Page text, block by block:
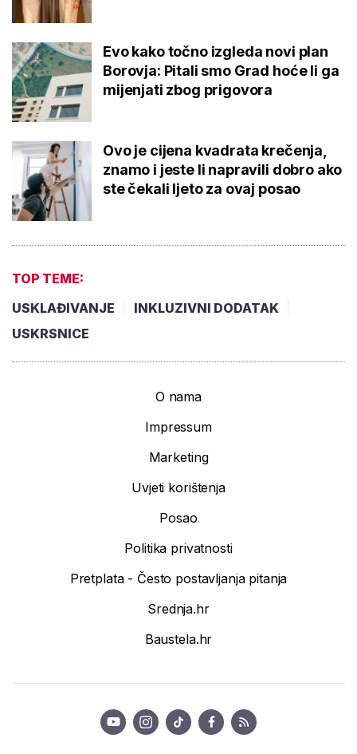
Evo kako točno izgleda novi plan
Borovja: Pitali smo Grad hoće li ga
mijenjati zbog prigovora
Ovo je cijena kvadrata krečenja,
znamo i jeste li napravili dobro ako
ste čekali ljeto za ovaj posao
TOP TEME:
USKLAĐIVANJE
INKLUZIVNI DODATAK
USKRSNICE
O nama
Impressum
Marketing
Uvjeti korištenja
Posao
Politika privatnosti
Pretplata - Često postavljanja pitanja
Srednja.hr
Baustela.hr